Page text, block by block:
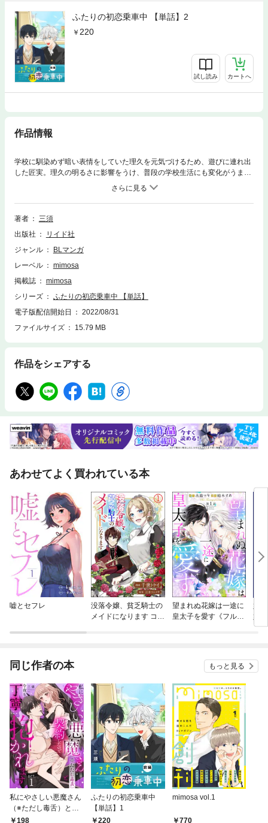
ふたりの初恋乗車中 【単話】2
220
試し読み カートへ
作品情報
学校に馴染めず暗い表情をしていた理久を元気づけるため、遊びに連れ出
した匠実。理久の明るさに影響をうけ、普段の学校生活にも変化がうまれ
た匠実は「そのままの理久で大丈夫」と伝える。元気を取り戻した理久の
様子に安心していると、お礼と一緒に頬にキスをされ…… ※本電子書籍
は『mimosa vol.23』収録の「ふたりの初恋乗車中 後編」と同じ内容で
す。
著者
三須
出版社
リイド社
ジャンル
BLマンガ
レーベル
mimosa
掲載誌
mimosa
シリーズ
ふたりの初恋乗車中 【単話】
電子版配信開始日
2022/08/31
ファイルサイズ
15.79 MB
作品をシェアする
あわせてよく買われている本
嘘とセフレ
没落令嬢、貧乏騎士の
メイドになります コミ
望まれぬ花嫁は一途に
皇太子を愛す《フルカ
婚
嬢
【
同じ作者の本 もっと見る
私にやさしい悪魔さん
（※ただし毒舌）と契
約したので今夜も丁寧
198
ふたりの初恋乗車中
【単話】1
220
mimosa vol.1
770